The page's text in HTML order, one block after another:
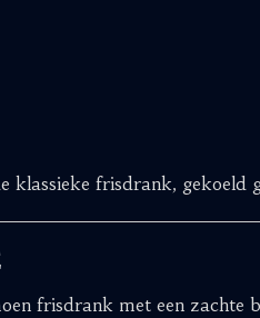
klassieke frisdrank, gekoeld
frisdrank met een zachte